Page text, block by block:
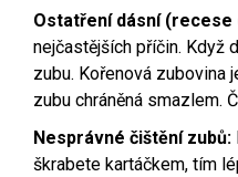
Ostatření dásní (recese
nejčastějších příčin. Když
zubu. Kořenová zubovina
zubu chráněná smazlem.
Nesprávné čištění zubů:
škrabete kartáčkem, tím